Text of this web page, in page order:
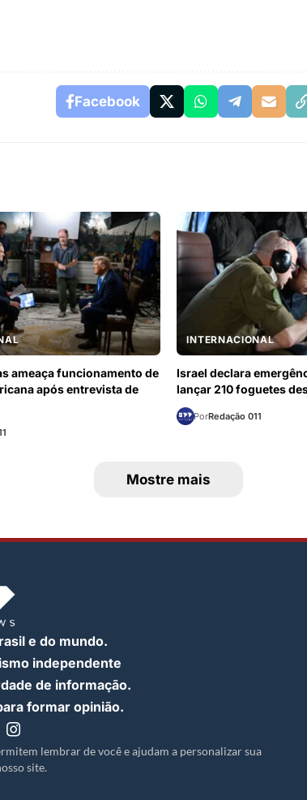
Facebook
ameaça funcionamento de
após entrevista de
INTERNACIONAL
Israel declara
lançar 210 foguetes
PorRedação 011
Mostre mais
e do mundo.
independente
de informação.
formar opinião.
lembrar de você e ajudam a personalizar sua
site.